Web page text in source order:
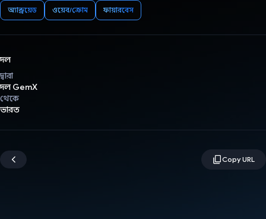
অ্যান্ড্রয়েড ওয়েব/ক্রোম ফায়ারবেস
দল
দ্বারা
দল GemX
থেকে
ভারত